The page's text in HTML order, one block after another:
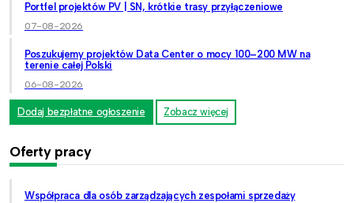
Portfel projektów PV | SN, krótkie trasy przyłączeniowe
07-08-2026
Poszukujemy projektów Data Center o mocy 100–200 MW na
terenie całej Polski
06-08-2026
Dodaj bezpłatne ogłoszenie Zobacz więcej
Oferty pracy
Współpraca dla osób zarządzających zespołami sprzedaży